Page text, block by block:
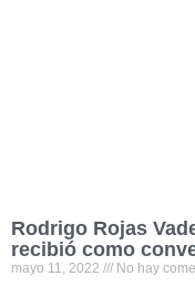
Rodrigo Rojas
recibió como
mayo 11, 2022 No hay